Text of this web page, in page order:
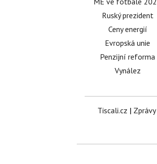
Ruský prezident
Ceny energií
Evropská unie
Penzijní reforma
Vynález
Tiscali.cz | Zprávy